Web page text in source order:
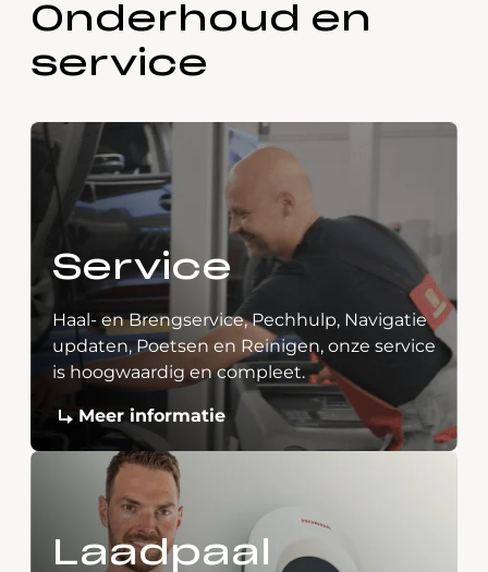
Onderhoud en
service
Service
Haal- en Brengservice, Pechhulp, Navigatie
updaten, Poetsen en Reinigen, onze service
is hoogwaardig en compleet.
Meer informatie
Laadpaal